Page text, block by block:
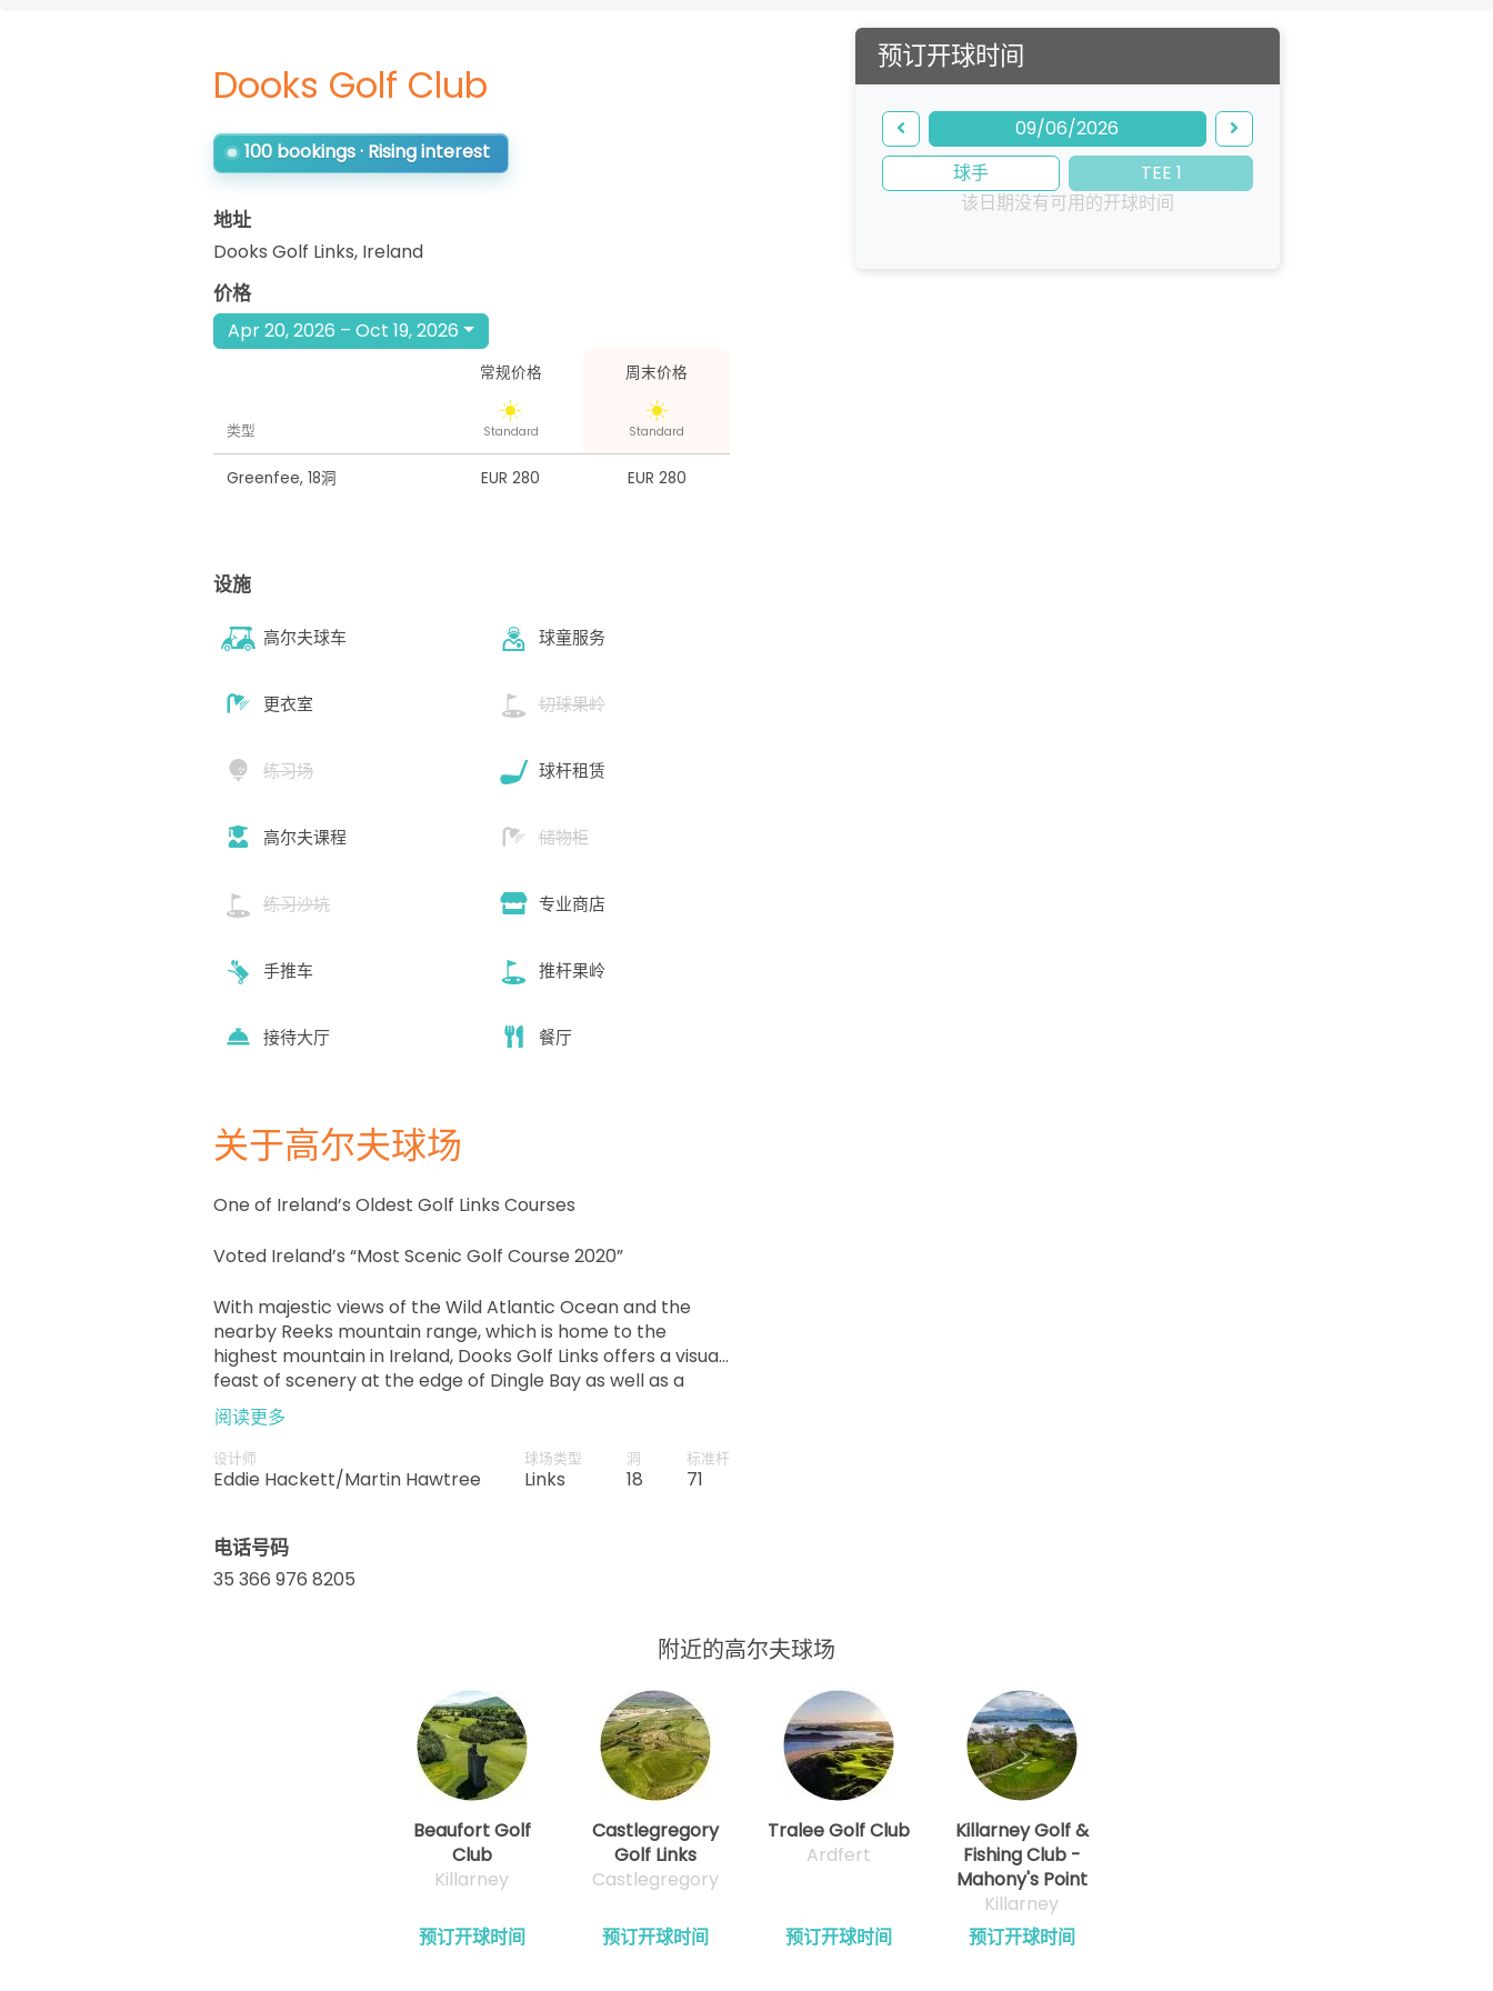
Dooks Golf Club
100 bookings · Rising interest
地址
Dooks Golf Links, Ireland
预订开球时间
09/06/2026
球手
TEE 1
该日期没有可用的开球时间
价格
Apr 20, 2026 – Oct 19, 2026
常规价格 周末价格
类型 Standard Standard
Greenfee, 18洞 EUR 280 EUR 280
设施
高尔夫球车 球童服务
更衣室 切球果岭
练习场 球杆租赁
高尔夫课程 储物柜
练习沙坑 专业商店
手推车 推杆果岭
接待大厅 餐厅
关于高尔夫球场
One of Ireland’s Oldest Golf Links Courses
Voted Ireland’s “Most Scenic Golf Course 2020”
With majestic views of the Wild Atlantic Ocean and the
nearby Reeks mountain range, which is home to the
highest mountain in Ireland, Dooks Golf Links offers a visual
feast of scenery at the edge of Dingle Bay as well as a
technical challenge for all golfers.
阅读更多
设计师
Eddie Hackett/Martin Hawtree
球场类型
Links
洞
18
标准杆
71
电话号码
35 366 976 8205
附近的高尔夫球场
Beaufort Golf
Club
Killarney
预订开球时间
Castlegregory
Golf Links
Castlegregory
预订开球时间
Tralee Golf Club
Ardfert
预订开球时间
Killarney Golf &
Fishing Club -
Mahony's Point
Killarney
预订开球时间